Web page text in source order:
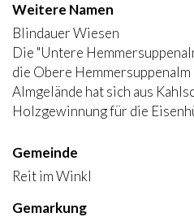
Weitere Namen
Blindauer Wiesen
Die "Untere
die Obere Hemmersuppenalm
Almgelände hat sich aus
Holzgewinnung für die
Gemeinde
Reit im Winkl
Gemarkung